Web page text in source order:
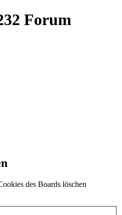
Forum
des Boards löschen